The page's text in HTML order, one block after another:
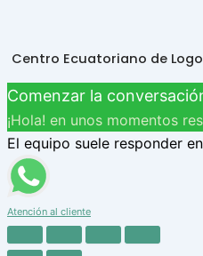
Centro Ecuatoriano de
Comenzar la
¡Hola! en unos momentos
El equipo suele responder
Atención al cliente